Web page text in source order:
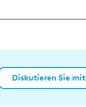
Diskutieren Sie mit